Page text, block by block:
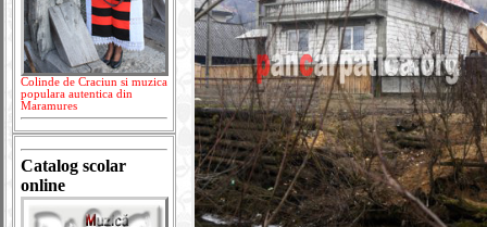
Colinde de Craciun si muzica
populara autentica din
Maramures
Catalog scolar
online